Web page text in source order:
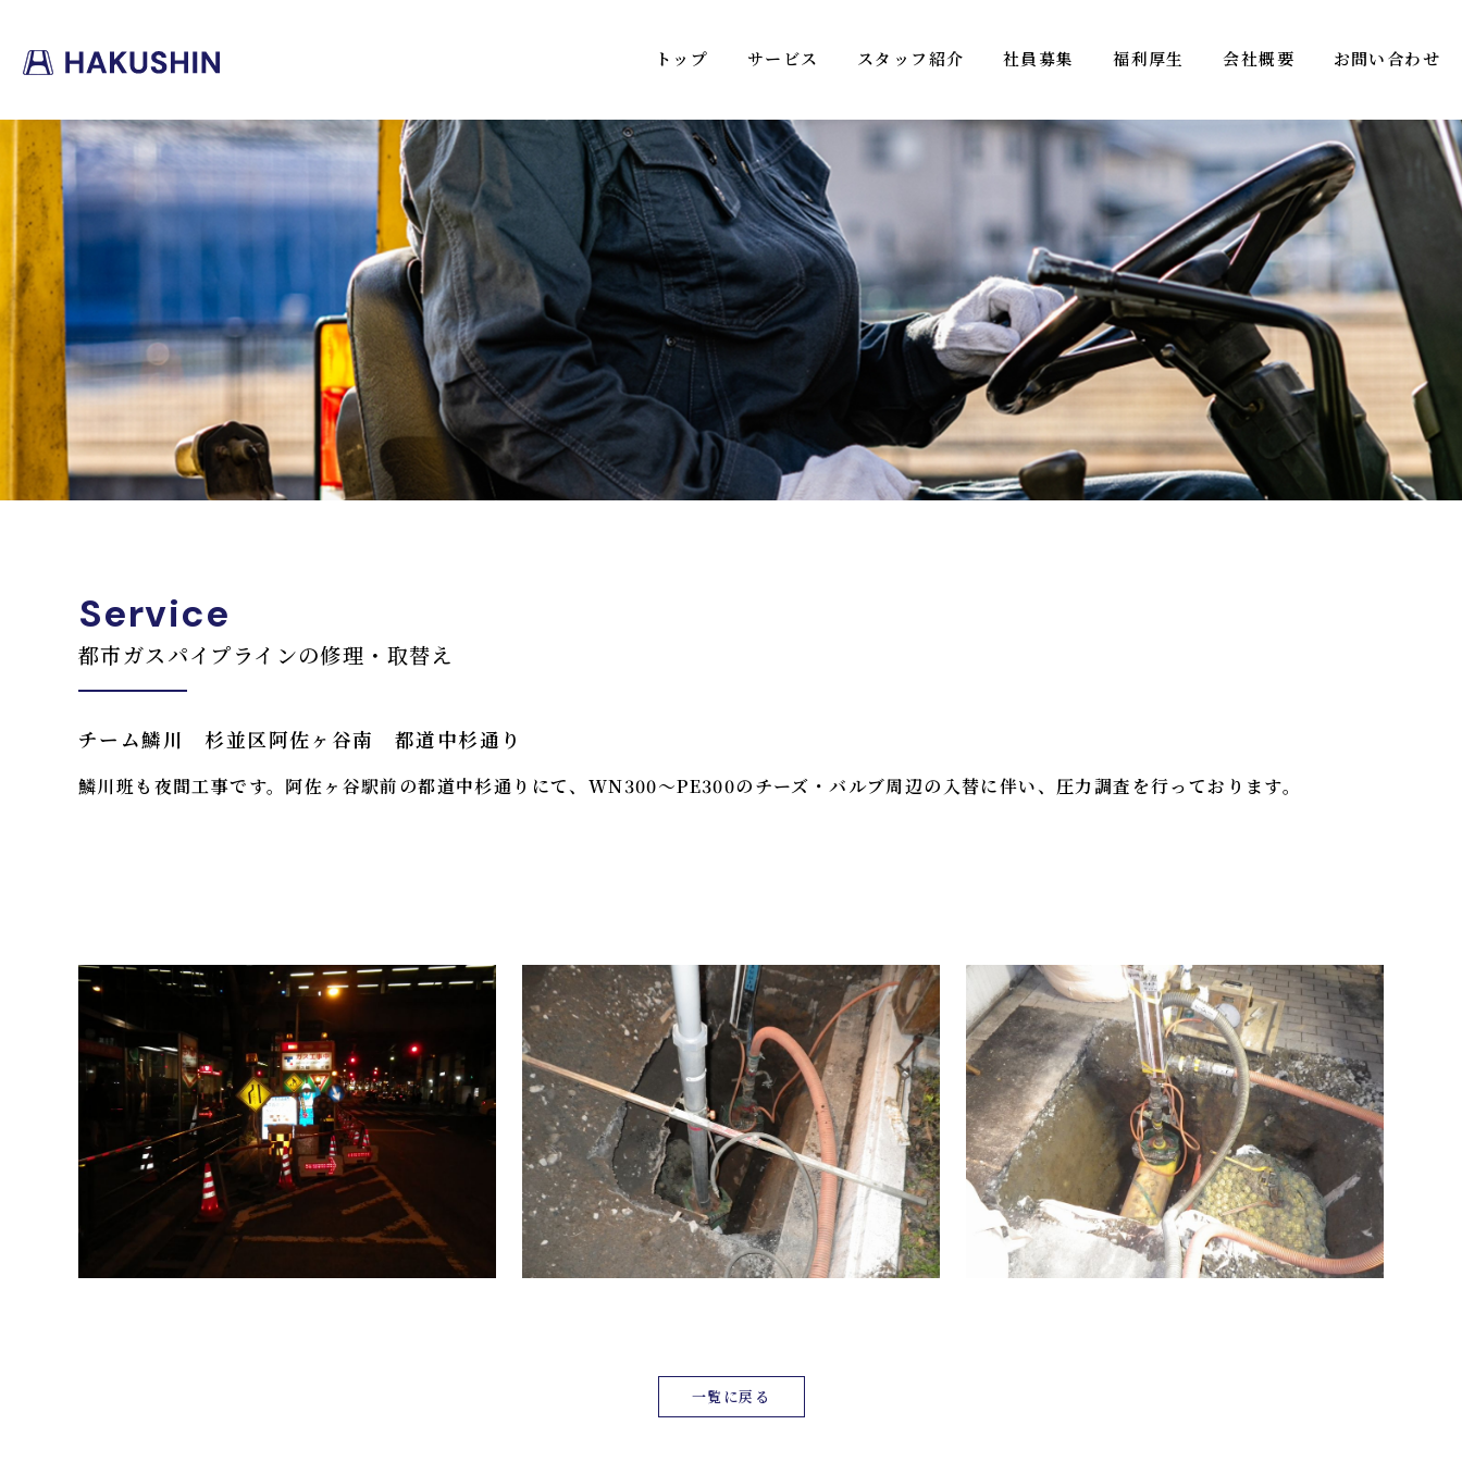
トップ サービス スタッフ紹介 社員募集 福利厚生 会社概要 お問い合わせ
Service
都市ガスパイプラインの修理・取替え
チーム鱗川 杉並区阿佐ヶ谷南 都道中杉通り
鱗川班も夜間工事です。阿佐ヶ谷駅前の都道中杉通りにて、WN300～PE300のチーズ・バルブ周辺の入替に伴い、圧力調査を行っております。
一覧に戻る